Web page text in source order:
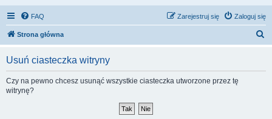
FAQ Zaloguj się
Zarejestruj się
Strona główna
Usuń ciasteczka witryny
Czy na pewno chcesz usunąć wszystkie ciasteczka utworzone przez tę
witrynę?